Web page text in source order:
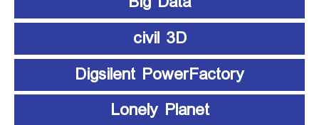
civil 3D
Digsilent PowerFactory
Lonely Planet